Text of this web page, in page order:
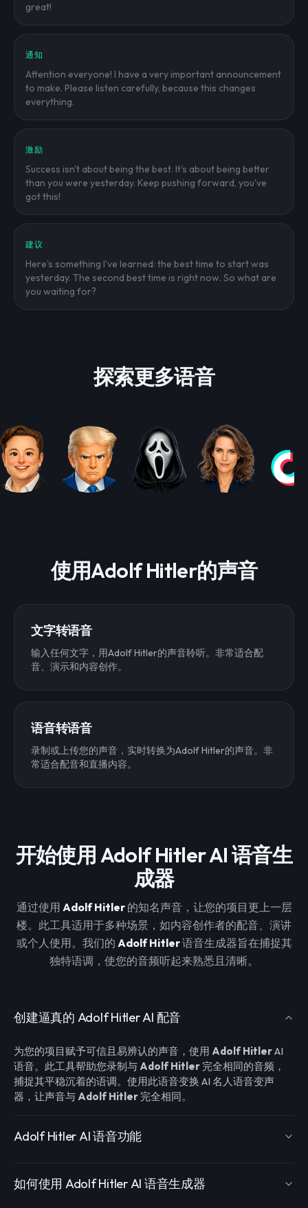
great!
通知
Attention everyone! I have a very important announcement
to make. Please listen carefully, because this changes
everything.
激励
Success isn't about being the best. It's about being better
than you were yesterday. Keep pushing forward, you've
got this!
建议
Here's something I've learned: the best time to start was
yesterday. The second best time is right now. So what are
you waiting for?
探索更多语音
使用Adolf Hitler的声音
文字转语音
输入任何文字，用Adolf Hitler的声音聆听。非常适合配
音、演示和内容创作。
语音转语音
录制或上传您的声音，实时转换为Adolf Hitler的声音。非
常适合配音和直播内容。
开始使用 Adolf Hitler AI 语音生
成器
通过使用 Adolf Hitler的知名声音，让您的项目更上一层
楼。此工具适用于多种场景，如内容创作者的配音、演讲
或个人使用。我们的 Adolf Hitler语音生成器旨在捕捉其
独特语调，使您的音频听起来熟悉且清晰。
创建逼真的 Adolf Hitler AI 配音
为您的项目赋予可信且易辨认的声音，使用 Adolf HitlerAI
语音。此工具帮助您录制与Adolf Hitler 完全相同的音频，
捕捉其平稳沉着的语调。使用此语音变换 AI 名人语音变声
器，让声音与Adolf Hitler 完全相同。
Adolf Hitler AI 语音功能
如何使用 Adolf Hitler AI 语音生成器